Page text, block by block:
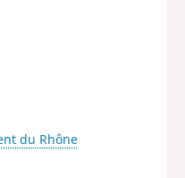
du Rhône